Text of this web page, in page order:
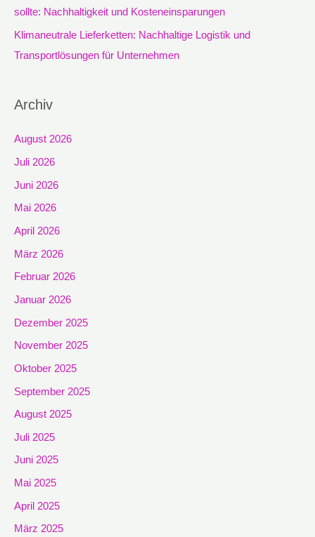
sollte: Nachhaltigkeit und Kosteneinsparungen
Klimaneutrale Lieferketten: Nachhaltige Logistik und
Transportlösungen für Unternehmen
Archiv
August 2026
Juli 2026
Juni 2026
Mai 2026
April 2026
März 2026
Februar 2026
Januar 2026
Dezember 2025
November 2025
Oktober 2025
September 2025
August 2025
Juli 2025
Juni 2025
Mai 2025
April 2025
März 2025